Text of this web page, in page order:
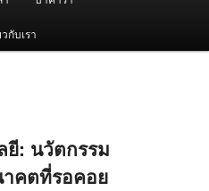
วกับเรา
ยี: นวัตกรรม
คตที่รอคอย